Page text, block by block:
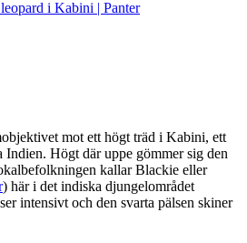
mot ett högt träd i Kabini, ett
Indien. Högt där uppe gömmer sig den
kallar Blackie eller
) här i det indiska djungelområdet
intensivt och den svarta pälsen skiner